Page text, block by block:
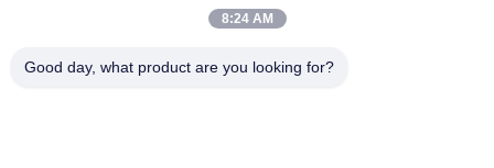
info@gdpowerplus.com
8:24 AM
Good day, what product are you looking for?